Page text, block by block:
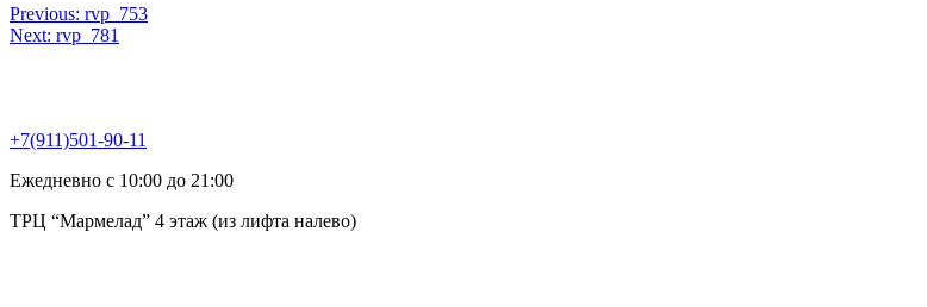
Навигация
по
Previous: rvp_753
Next: rvp_781
+7(911)501-90-11
Ежедневно с 10:00 до 21:00
ТРЦ “Мармелад” 4 этаж (из лифта налево)